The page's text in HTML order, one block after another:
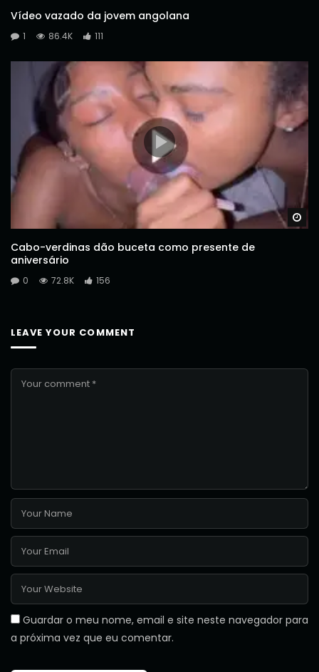
Vídeo vazado da jovem angolana
1 86.4K 111
Cabo-verdinas dão buceta como presente de
aniversário
0 72.8K 156
LEAVE YOUR COMMENT
Guardar o meu nome, email e site neste navegador para
a próxima vez que eu comentar.